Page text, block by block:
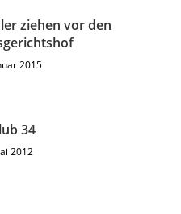
ziehen vor den
2015
34
2012